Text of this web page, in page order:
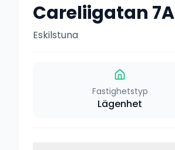
Careliigatan 7A
Eskilstuna
Fastighetstyp
Lägenhet